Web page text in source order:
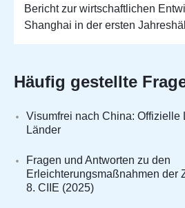
Bericht zur wirtschaftlichen
Shanghai in der ersten
Häufig gestellte
Visumfrei nach China: Offizielle
Länder
Fragen und Antworten zu den
Erleichterungsmaßnahmen der
8. CIIE (2025)